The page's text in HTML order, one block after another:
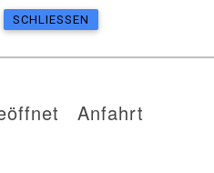
SCHLIESSEN
Anfahrt